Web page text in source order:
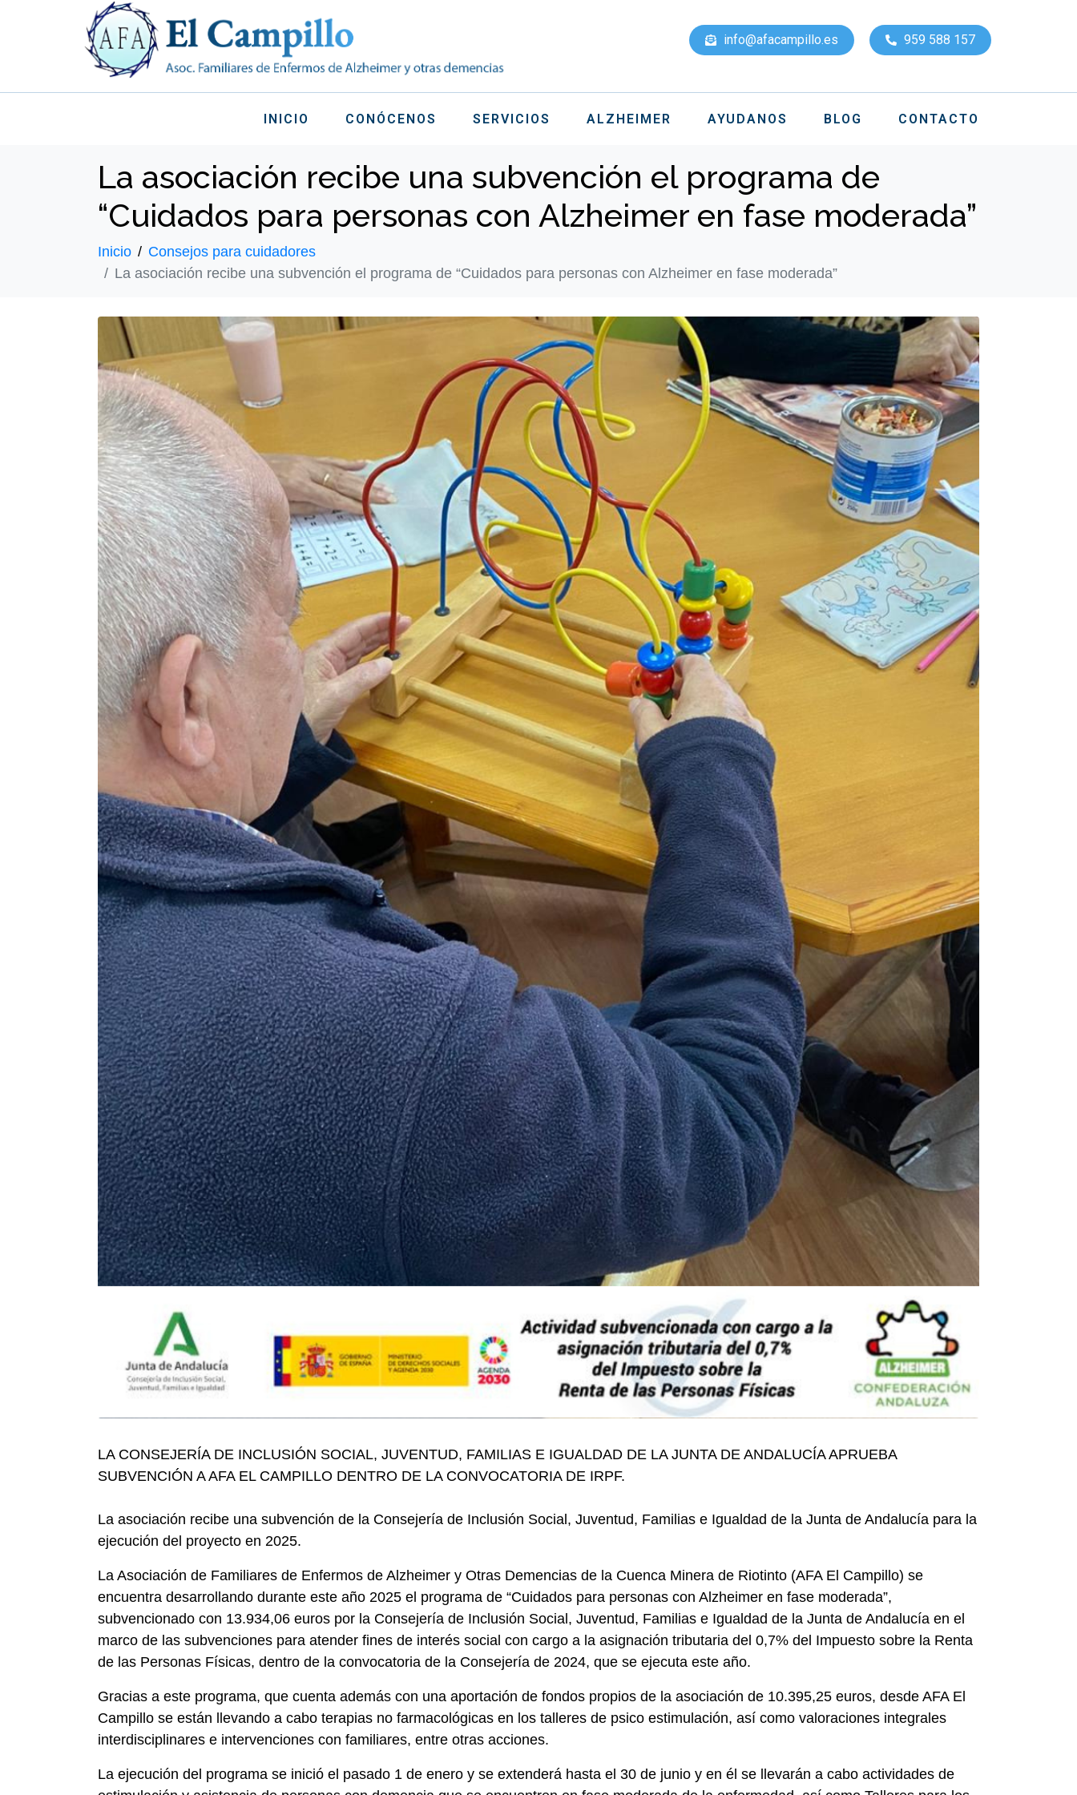
info@afacampillo.es 959 588 157
INICIO CONÓCENOS SERVICIOS ALZHEIMER AYUDANOS BLOG CONTACTO
La asociación recibe una subvención el programa de
“Cuidados para personas con Alzheimer en fase moderada”
Inicio
Consejos para cuidadores
La asociación recibe una subvención el programa de “Cuidados para personas con Alzheimer en fase moderada”
LA CONSEJERÍA DE INCLUSIÓN SOCIAL, JUVENTUD, FAMILIAS E IGUALDAD DE LA JUNTA DE ANDALUCÍA APRUEBA
SUBVENCIÓN A AFA EL CAMPILLO DENTRO DE LA CONVOCATORIA DE IRPF.
La asociación recibe una subvención de la Consejería de Inclusión Social, Juventud, Familias e Igualdad de la Junta de Andalucía para la
ejecución del proyecto en 2025.
La Asociación de Familiares de Enfermos de Alzheimer y Otras Demencias de la Cuenca Minera de Riotinto (AFA El Campillo) se
encuentra desarrollando durante este año 2025 el programa de “Cuidados para personas con Alzheimer en fase moderada”,
subvencionado con 13.934,06 euros por la Consejería de Inclusión Social, Juventud, Familias e Igualdad de la Junta de Andalucía en el
marco de las subvenciones para atender fines de interés social con cargo a la asignación tributaria del 0,7% del Impuesto sobre la Renta
de las Personas Físicas, dentro de la convocatoria de la Consejería de 2024, que se ejecuta este año.
Gracias a este programa, que cuenta además con una aportación de fondos propios de la asociación de 10.395,25 euros, desde AFA El
Campillo se están llevando a cabo terapias no farmacológicas en los talleres de psico estimulación, así como valoraciones integrales
interdisciplinares e intervenciones con familiares, entre otras acciones.
La ejecución del programa se inició el pasado 1 de enero y se extenderá hasta el 30 de junio y en él se llevarán a cabo actividades de